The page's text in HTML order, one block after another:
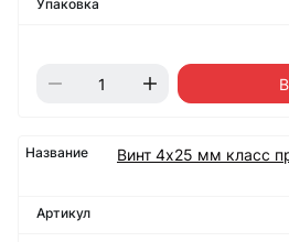
Винт 4х25 мм класс